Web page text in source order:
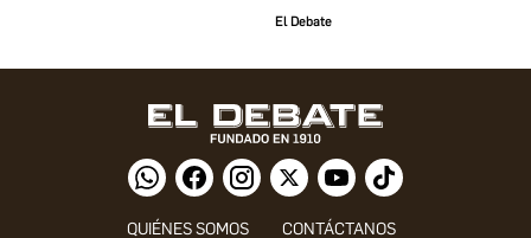
El Debate
QUIÉNES SOMOS CONTÁCTANOS